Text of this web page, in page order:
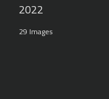
2022
29 Images